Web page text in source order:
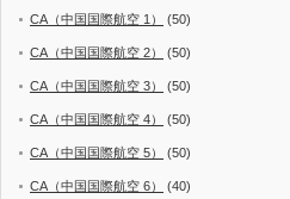
CA（中国国際航空 1） (50)
CA（中国国際航空 2） (50)
CA（中国国際航空 3） (50)
CA（中国国際航空 4） (50)
CA（中国国際航空 5） (50)
CA（中国国際航空 6） (40)